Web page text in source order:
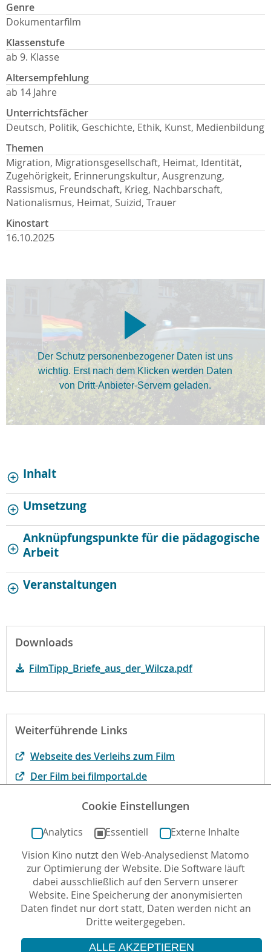
Genre
Dokumentarfilm
Klassenstufe
ab 9. Klasse
Altersempfehlung
ab 14 Jahre
Unterrichtsfächer
Deutsch, Politik, Geschichte, Ethik, Kunst, Medienbildung
Themen
Migration, Migrationsgesellschaft, Heimat, Identität,
Zugehörigkeit, Erinnerungskultur, Ausgrenzung,
Rassismus, Freundschaft, Krieg, Nachbarschaft,
Nationalismus, Heimat, Suizid, Trauer
Kinostart
16.10.2025
Der Schutz personenbezogener Daten ist uns
wichtig. Erst nach dem Klicken werden Daten
von Dritt-Anbieter-Servern geladen.
Inhalt
Umsetzung
Anknüpfungspunkte für die pädagogische
Arbeit
Veranstaltungen
Downloads
FilmTipp_Briefe_aus_der_Wilcza.pdf
Weiterführende Links
Webseite des Verleihs zum Film
Der Film bei filmportal.de
Berlinale 2025
Autor*in: Cila Yakecã , 26.09.2025 , letzte Aktualisierung:
26.09.2025
Cookie Einstellungen
Analytics Essentiell
Externe Inhalte
Vision Kino nutzt den Web-Analysedienst Matomo
zur Optimierung der Website. Die Software läuft
dabei ausschließlich auf den Servern unserer
Website. Eine Speicherung der anonymisierten
Daten findet nur dort statt, Daten werden nicht an
Dritte weitergegeben.
ALLE AKZEPTIEREN